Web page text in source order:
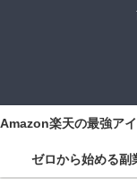
ゼロから始める副